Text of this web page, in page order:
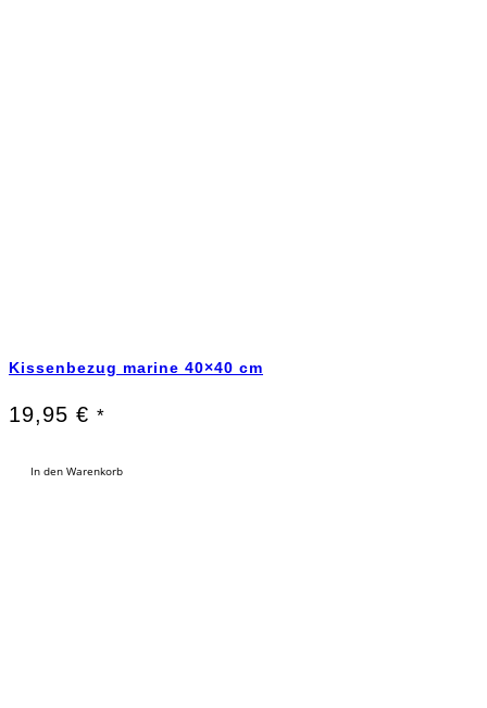
Kissenbezug marine 40×40 cm
19,95 € *
In den Warenkorb